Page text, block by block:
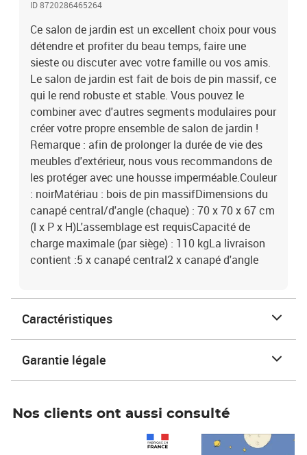
ID 8720286465264
Ce salon de jardin est un excellent choix pour vous
détendre et profiter du beau temps, faire une
sieste ou discuter avec votre famille ou vos amis.
Le salon de jardin est fait de bois de pin massif, ce
qui le rend robuste et stable. Vous pouvez le
combiner avec d'autres segments modulaires pour
créer votre propre ensemble de salon de jardin !
Remarque : afin de prolonger la durée de vie des
meubles d'extérieur, nous vous recommandons de
les protéger avec une housse imperméable.Couleur
: noirMatériau : bois de pin massifDimensions du
canapé central/d'angle (chaque) : 70 x 70 x 67 cm
(l x P x H)L'assemblage est requisCapacité de
charge maximale (par siège) : 110 kgLa livraison
contient :5 x canapé central2 x canapé d'angle
Caractéristiques
Garantie légale
Nos clients ont aussi consulté
Prix 7,50€